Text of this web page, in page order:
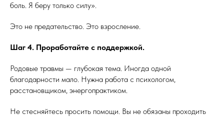
боль. Я беру только силу».
Это не предательство. Это взросление.
Шаг 4. Проработайте с поддержкой.
Родовые травмы — глубокая тема. Иногда одной
благодарности мало. Нужна работа с психологом,
расстановщиком, энергопрактиком.
Не стесняйтесь просить помощи. Вы не обязаны проходить